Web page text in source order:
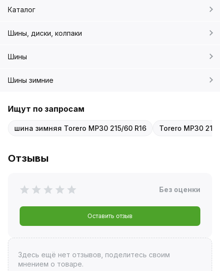
Каталог
Шины, диски, колпаки
Шины
Шины зимние
Ищут по запросам
шина зимняя Torero MP30 215/60 R16 Torero MP30
Отзывы
Без оценки
Оставить отзыв
Здесь ещё нет отзывов, поделитесь своим
мнением о товаре.